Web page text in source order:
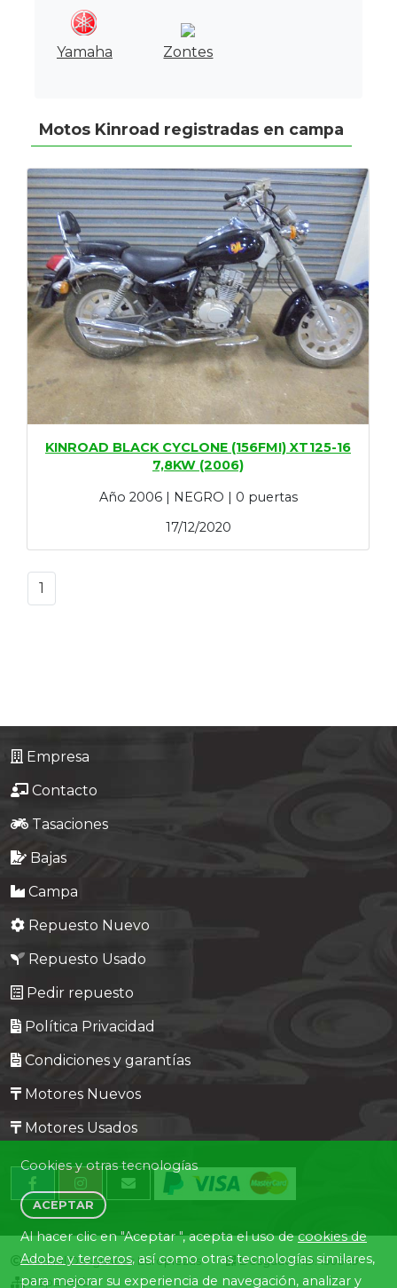
Yamaha Zontes
Motos Kinroad registradas en campa
KINROAD BLACK CYCLONE (156FMI) XT125-16
7,8KW (2006)
Año 2006 | NEGRO | 0 puertas
17/12/2020
1
Empresa
Contacto
Tasaciones
Bajas
Campa
Repuesto Nuevo
Repuesto Usado
Pedir repuesto
Política Privacidad
Condiciones y garantías
Motores Nuevos
Motores Usados
Central Desguaces Europiezas
Desguace ID. 1505-19
Mapa Web
Cookies y otras tecnologías
ACEPTAR
Al hacer clic en "Aceptar ", acepta el uso decookies de
Adobe y terceros, así como otras tecnologías similares,
para mejorar su experiencia de navegación, analizar y